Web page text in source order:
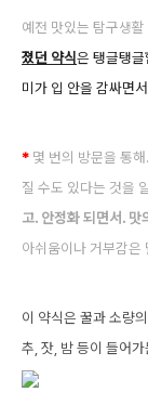
예전 맛있는 탐구생
졌던 약식은 탱글탱
미가 입 안을 감싸면
* 몇 번의 방문을 통
질 수도 있다는 것을
고. 안정화 되면서.
아쉬움이나 거부감은
이 약식은 꿀과 소량
추, 잣, 밤 등이 들어